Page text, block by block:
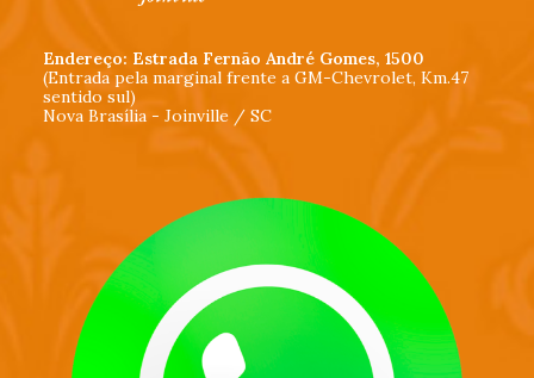
Endereço: Estrada Fernão André Gomes, 1500
(Entrada pela marginal frente a GM-Chevrolet, Km.47
sentido sul)
Nova Brasília - Joinville / SC